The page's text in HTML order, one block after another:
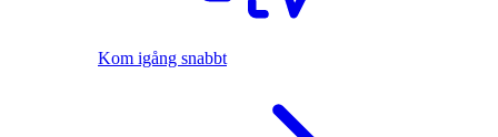
Kom igång snabbt